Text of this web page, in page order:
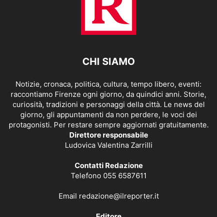
CHI SIAMO
Notizie, cronaca, politica, cultura, tempo libero, eventi:
raccontiamo Firenze ogni giorno, da quindici anni. Storie,
curiosità, tradizioni e personaggi della città. Le news del
giorno, gli appuntamenti da non perdere, le voci dei
protagonisti. Per restare sempre aggiornati gratuitamente.
Direttore responsabile
Ludovica Valentina Zarrilli
Contatti Redazione
Telefono 055 6587611
Email redazione@ilreporter.it